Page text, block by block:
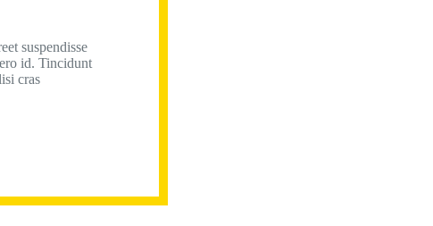
suspendisse
id. Tincidunt
cras